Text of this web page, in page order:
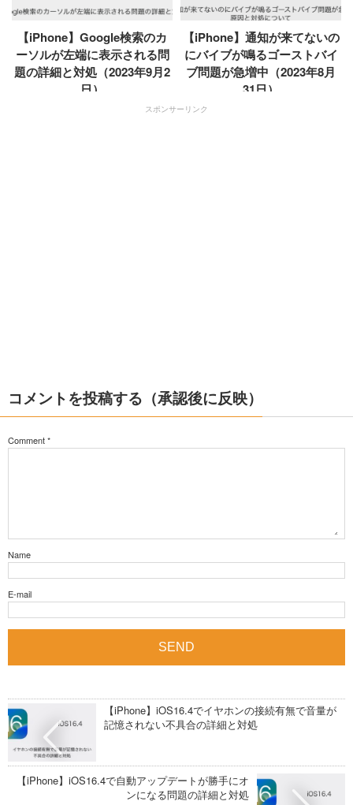
【iPhone】Google検索のカ
ーソルが左端に表示される問
題の詳細と対処（2023年9月2
日）
【iPhone】通知が来てないの
にバイブが鳴るゴーストバイ
ブ問題が急増中（2023年8月
31日）
スポンサーリンク
コメントを投稿する（承認後に反映）
Comment*
Name
E-mail
【iPhone】iOS16.4でイヤホンの接続有無で音量が
記憶されない不具合の詳細と対処
【iPhone】iOS16.4で自動アップデートが勝手にオ
ンになる問題の詳細と対処